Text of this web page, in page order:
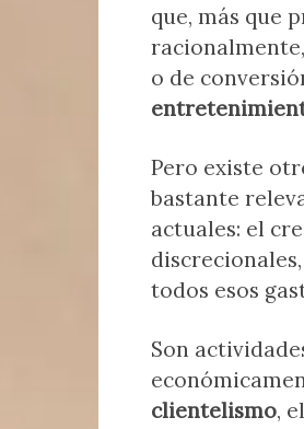
que, más que
o de
Pero existe
bastante
actuales: el
discrecionales,
todos esos
Son
clientelismo,